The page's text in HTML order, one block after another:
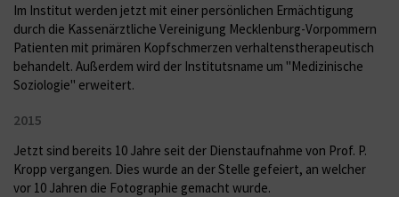
Im Institut werden jetzt mit einer persönlichen Ermächtigung
durch die Kassenärztliche Vereinigung Mecklenburg-Vorpommern
Patienten mit primären Kopfschmerzen verhaltenstherapeutisch
behandelt. Außerdem wird der Institutsname um "Medizinische
Soziologie" erweitert.
2015
Jetzt sind bereits 10 Jahre seit der Dienstaufnahme von Prof. P.
Kropp vergangen. Dies wurde an der Stelle gefeiert, an welcher
vor 10 Jahren die Fotographie gemacht wurde.